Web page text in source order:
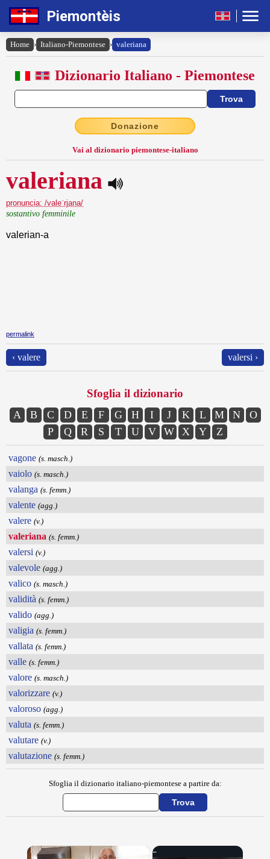
Piemontèis
Home › Italiano-Piemontese › valeriana
Dizionario Italiano - Piemontese
Donazione
Vai al dizionario piemontese-italiano
valeriana
pronuncia: /valeˈrjana/
sostantivo femminile
valerian-a
permalink
‹ valere valersi ›
Sfoglia il dizionario
A B C D E F G H I J K L M N
O
P
Q R S T U V W X Y Z
vagone (s. masch.)
vaiolo (s. masch.)
valanga (s. femm.)
valente (agg.)
valere (v.)
valeriana (s. femm.)
valersi (v.)
valevole (agg.)
valico (s. masch.)
validità (s. femm.)
valido (agg.)
valigia (s. femm.)
vallata (s. femm.)
valle (s. femm.)
valore (s. masch.)
valorizzare (v.)
valoroso (agg.)
valuta (s. femm.)
valutare (v.)
valutazione (s. femm.)
Sfoglia il dizionario italiano-piemontese a partire da: